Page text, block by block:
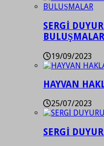
SERGİ
BULUŞMALAR
19/09/2023
HAYVAN
25/07/2023
SERGİ